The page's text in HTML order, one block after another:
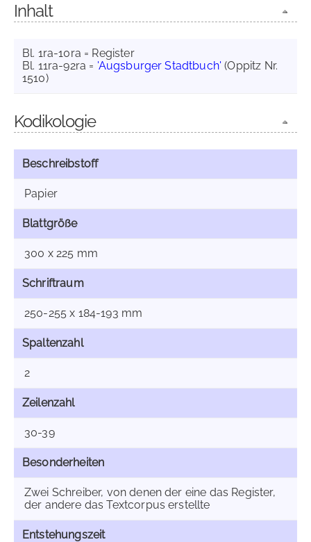
Inhalt
Bl. 1ra-10ra = Register
Bl. 11ra-92ra = 'Augsburger Stadtbuch' (Oppitz Nr.
1510)
Kodikologie
Beschreibstoff
Papier
Blattgröße
300 x 225 mm
Schriftraum
250-255 x 184-193 mm
Spaltenzahl
2
Zeilenzahl
30-39
Besonderheiten
Zwei Schreiber, von denen der eine das Register,
der andere das Textcorpus erstellte
Entstehungszeit